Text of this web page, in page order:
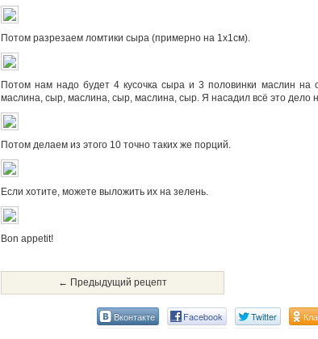
Потом разрезаем ломтики сыра (примерно на 1х1см).
Потом нам надо будет 4 кусочка сыра и 3 половинки маслин
маслина, сыр, маслина, сыр, маслина, сыр. Я насадил всё это дело
Потом делаем из этого 10 точно таких же порций.
Если хотите, можете выложить их на зелень.
Bon appetit!
← Предыдущий рецепт
Вконтакте Facebook Twitter